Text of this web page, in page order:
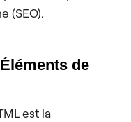
(SEO).
de
est la